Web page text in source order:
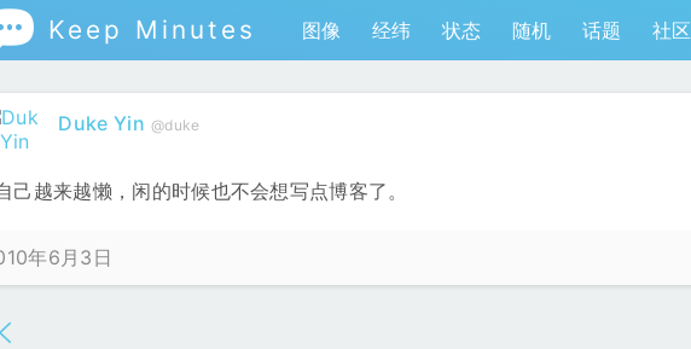
Keep Minutes 图像 经纬 状态 随机 话题 社区
Duke Yin @duke
己越来越懒，闲的时候也不会想写点博客了。
年6月3日